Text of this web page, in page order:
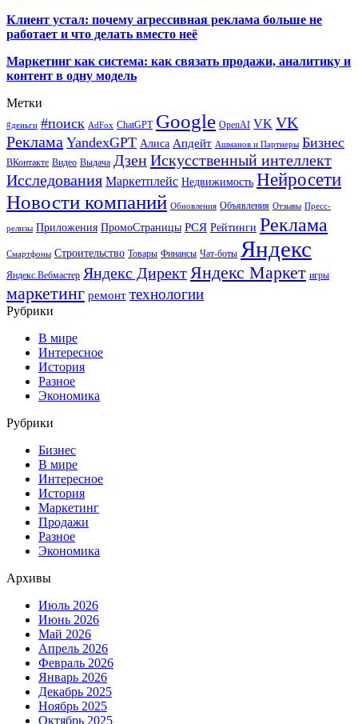
Клиент устал: почему агрессивная реклама больше не
работает и что делать вместо неё
Маркетинг как система: как связать продажи, аналитику и
контент в одну модель
Метки
#деньги #поиск AdFox ChatGPT Google OpenAI VK VK
Реклама YandexGPT Алиса Апдейт Ашманов и Партнеры Бизнес
ВКонтакте Видео Выдача ДзенИскусственный интеллект
Исследования Маркетплейс Недвижимость Нейросети
Новости компаний Обновления Объявления Отзывы Пресс-
релизы Приложения ПромоСтраницы РСЯ Рейтинги Реклама
Смартфоны Строительство Товары Финансы Чат-боты Яндекс
Яндекс.Вебмастер Яндекс Директ Яндекс Маркет игры
маркетинг ремонт технологии
Рубрики
В мире
Интересное
История
Разное
Экономика
Рубрики
Бизнес
В мире
Интересное
История
Маркетинг
Продажи
Разное
Экономика
Архивы
Июль 2026
Июнь 2026
Май 2026
Апрель 2026
Февраль 2026
Январь 2026
Декабрь 2025
Ноябрь 2025
Октябрь 2025